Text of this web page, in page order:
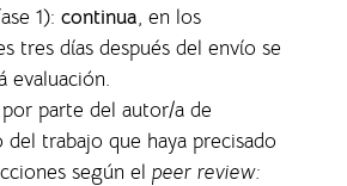
1): continua, en los
tres días después del envío se
evaluación.
parte del autor/a de
trabajo que haya precisado
según el peer review: